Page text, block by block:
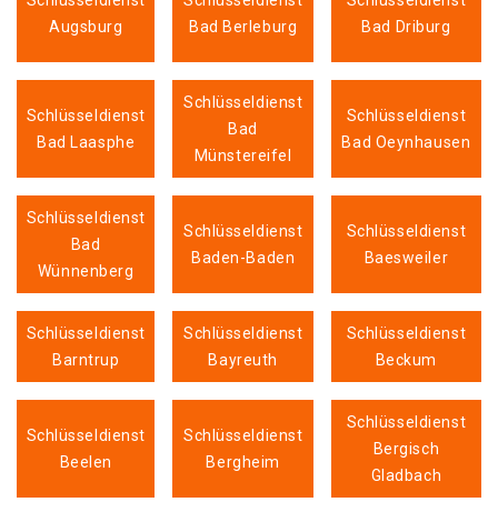
Augsburg
Bad Berleburg
Bad Driburg
Schlüsseldienst
Bad Laasphe
Schlüsseldienst
Bad
Münstereifel
Schlüsseldienst
Bad Oeynhausen
Schlüsseldienst
Bad
Wünnenberg
Schlüsseldienst
Baden-Baden
Schlüsseldienst
Baesweiler
Schlüsseldienst
Barntrup
Schlüsseldienst
Bayreuth
Schlüsseldienst
Beckum
Schlüsseldienst
Beelen
Schlüsseldienst
Bergheim
Schlüsseldienst
Bergisch
Gladbach